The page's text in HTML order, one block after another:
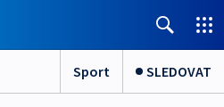
Sport SLEDOVAT